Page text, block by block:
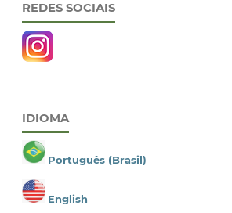
REDES SOCIAIS
IDIOMA
Português (Brasil)
English